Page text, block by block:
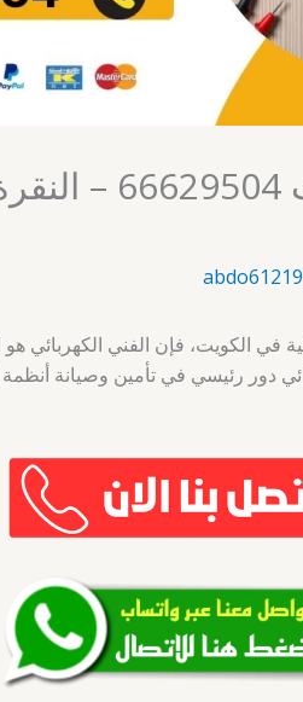
فني كهربائي
في الكويت، فإن الفني
دور رئيسي في تأمين وصيانة أنظمة